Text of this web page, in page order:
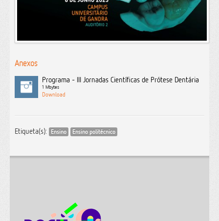
Anexos
Programa - III Jornadas Científicas de Prótese Dentária
1 Mbytes
Etiqueta(s): Ensino Ensino politécnico